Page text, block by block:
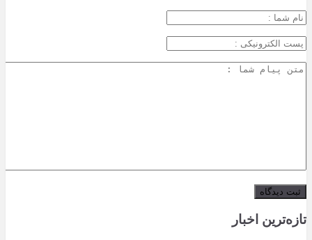
تازه‌ترین اخبار